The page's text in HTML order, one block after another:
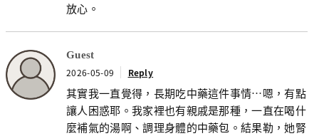
放心。
Guest
2026-05-09 Reply
其實我一直覺得，長期吃中藥這件事情…嗯，有點
讓人困惑耶。我家裡也有親戚是那種，一直在喝什
麼補氣的湯啊、調理身體的中藥包。結果勒，她腎